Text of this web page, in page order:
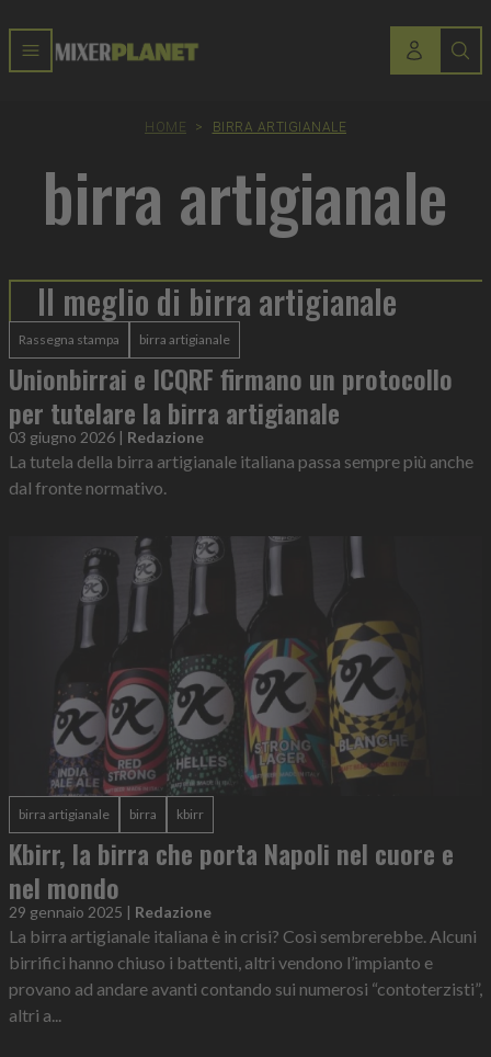
HOME > BIRRA ARTIGIANALE
birra artigianale
Il meglio di birra artigianale
Rassegna stampa birra artigianale
Unionbirrai e ICQRF firmano un protocollo
per tutelare la birra artigianale
03 giugno 2026 | Redazione
La tutela della birra artigianale italiana passa sempre più anche
dal fronte normativo.
birra artigianale birra kbirr
Kbirr, la birra che porta Napoli nel cuore e
nel mondo
29 gennaio 2025 | Redazione
La birra artigianale italiana è in crisi? Così sembrerebbe. Alcuni
birrifici hanno chiuso i battenti, altri vendono l’impianto e
provano ad andare avanti contando sui numerosi “contoterzisti”,
altri a...